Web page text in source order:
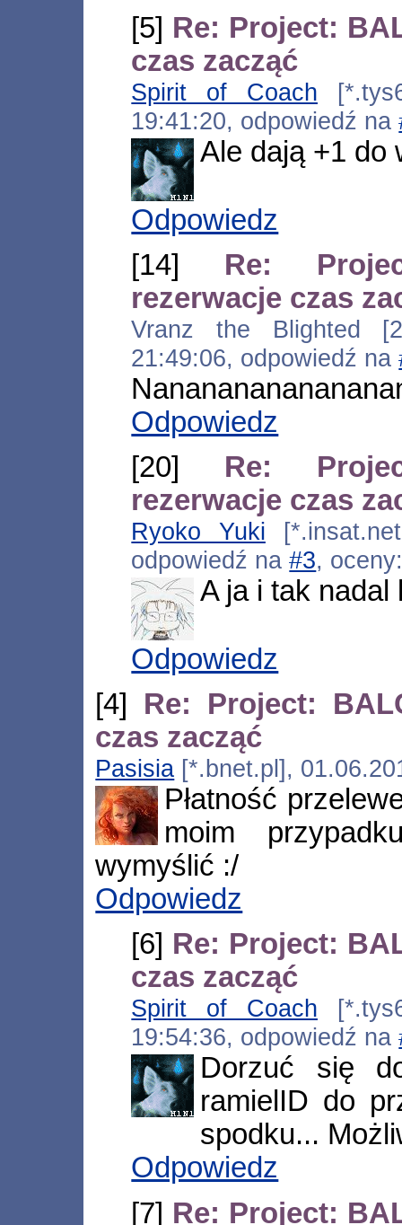
[5] Re: Project:
czas zacząć
Spirit of Coach
19:41:20, odpowiedź na
Ale dają +1 do
Odpowiedz
[14] Re:
rezerwacje czas
Vranz the Blighted
21:49:06, odpowiedź na
Odpowiedz
[20] Re:
rezerwacje czas
Ryoko Yuki
odpowiedź na#3,
A ja i tak nadal
Odpowiedz
[4] Re: Project:
czas zacząć
Pasisia [*.bnet.pl],
Płatność
moim
wymyślić :/
Odpowiedz
[6] Re: Project:
czas zacząć
Spirit of Coach
19:54:36, odpowiedź na
Dorzuć się
ramielID do
spodku...
Odpowiedz
[7] Re: Project: